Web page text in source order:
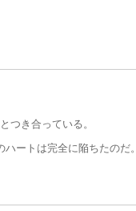
つき合っている。
ートは完全に陥ちたのだ。